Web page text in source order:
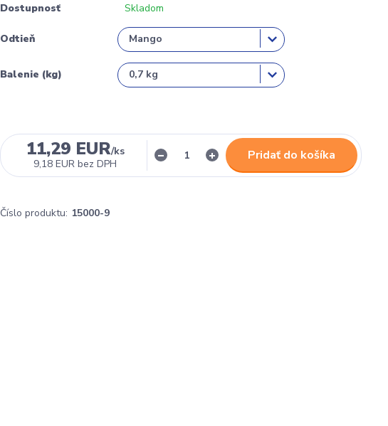
Dostupnosť Skladom
Odtieň
Balenie (kg)
11,29 EUR/ks
9,18 EUR bez DPH
Pridať do košíka
Číslo produktu: 15000-9